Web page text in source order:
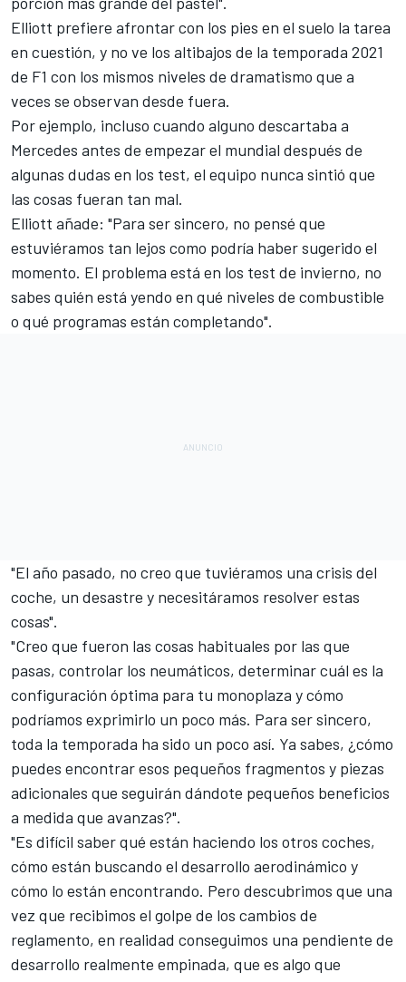
Elliott prefiere afrontar con los pies en el suelo la tarea
en cuestión, y no ve los altibajos de la temporada 2021
de F1 con los mismos niveles de dramatismo que a
veces se observan desde fuera.
Por ejemplo, incluso cuando alguno descartaba a
Mercedes antes de empezar el mundial después de
algunas dudas en los test, el equipo nunca sintió que
las cosas fueran tan mal.
Elliott añade: "Para ser sincero, no pensé que
estuviéramos tan lejos como podría haber sugerido el
momento. El problema está en los test de invierno, no
sabes quién está yendo en qué niveles de combustible
o qué programas están completando".
"El año pasado, no creo que tuviéramos una crisis del
coche, un desastre y necesitáramos resolver estas
cosas".
"Creo que fueron las cosas habituales por las que
pasas, controlar los neumáticos, determinar cuál es la
configuración óptima para tu monoplaza y cómo
podríamos exprimirlo un poco más. Para ser sincero,
toda la temporada ha sido un poco así. Ya sabes, ¿cómo
puedes encontrar esos pequeños fragmentos y piezas
adicionales que seguirán dándote pequeños beneficios
a medida que avanzas?".
"Es difícil saber qué están haciendo los otros coches,
cómo están buscando el desarrollo aerodinámico y
cómo lo están encontrando. Pero descubrimos que una
vez que recibimos el golpe de los cambios de
reglamento, en realidad conseguimos una pendiente de
desarrollo realmente empinada, que es algo que